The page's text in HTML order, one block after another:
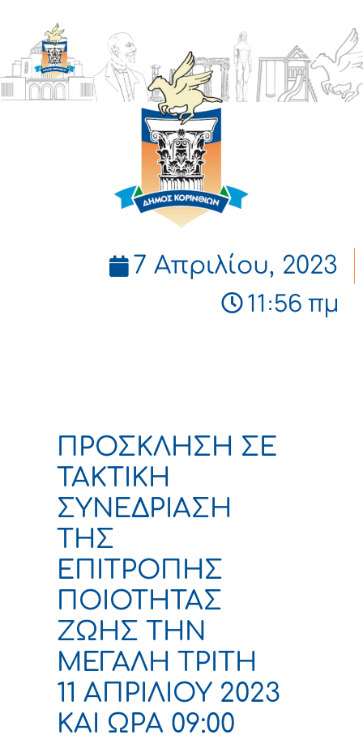
ΔΗΜΟΣ
ΚΟΡΙΝΘΙΩΝ
7 Απριλίου, 2023
11:56 πμ
ΠΡΟΣΚΛΗΣΗ ΣΕ
ΤΑΚΤΙΚΗ
ΣΥΝΕΔΡΙΑΣΗ
ΤΗΣ
ΕΠΙΤΡΟΠΗΣ
ΠΟΙΟΤΗΤΑΣ
ΖΩΗΣ ΤΗΝ
ΜΕΓΑΛΗ ΤΡΙΤΗ
11 ΑΠΡΙΛΙΟΥ 2023
ΚΑΙ ΩΡΑ 09:00